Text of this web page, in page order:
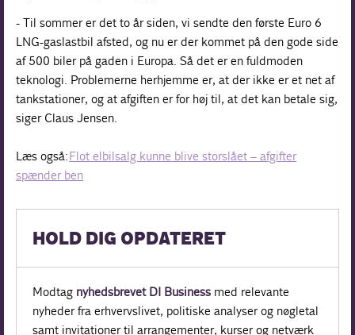
- Til sommer er det to år siden, vi sendte den første Euro 6
LNG-gaslastbil afsted, og nu er der kommet på den gode side
af 500 biler på gaden i Europa. Så det er en fuldmoden
teknologi. Problemerne herhjemme er, at der ikke er et net af
tankstationer, og at afgiften er for høj til, at det kan betale sig,
siger Claus Jensen.
Læs også:Flot elbilsalg kunne blive storslået – afgifter
spænder ben
HOLD DIG OPDATERET
Modtag nyhedsbrevet DI Business med relevante
nyheder fra erhvervslivet, politiske analyser og nøgletal
samt invitationer til arrangementer, kurser og netværk